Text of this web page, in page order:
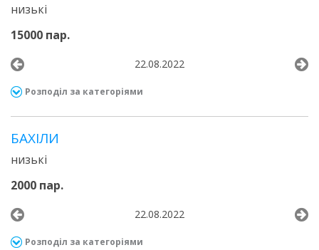
низькі
15000 пар.
22.08.2022
Розподіл за категоріями
БАХІЛИ
низькі
2000 пар.
22.08.2022
Розподіл за категоріями